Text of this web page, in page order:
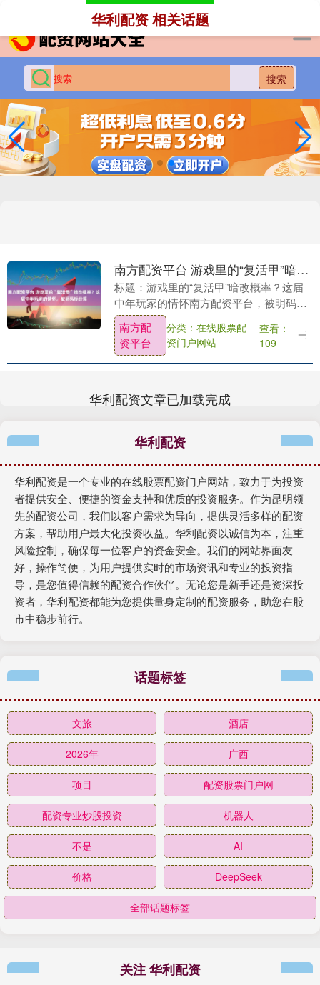
搜索
华利配资 相关话题
南方配资平台 游戏里的“复活甲”暗改概率？这届中年玩家的情怀，被明码标价算
标题：游戏里的“复活甲”暗改概率？这届
中年玩家的情怀南方配资平台，被明码标
价算计了 就在2026年2月16号晚上，一段
游戏录屏在各大传奇玩家群里炸开了。画
面里，....
南方配
资平台
分类：在线股票配
资门户网站
查看：
109
华利配资文章已加载完成
华利配资
华利配资是一个专业的在线股票配资门户网站，致力于为投资
者提供安全、便捷的资金支持和优质的投资服务。作为昆明领
先的配资公司，我们以客户需求为导向，提供灵活多样的配资
方案，帮助用户最大化投资收益。华利配资以诚信为本，注重
风险控制，确保每一位客户的资金安全。我们的网站界面友
好，操作简便，为用户提供实时的市场资讯和专业的投资指
导，是您值得信赖的配资合作伙伴。无论您是新手还是资深投
资者，华利配资都能为您提供量身定制的配资服务，助您在股
市中稳步前行。
话题标签
文旅 酒店
2026年 广西
项目 配资股票门户网
配资专业炒股投资 机器人
不是 AI
价格 DeepSeek
全部话题标签
关注 华利配资